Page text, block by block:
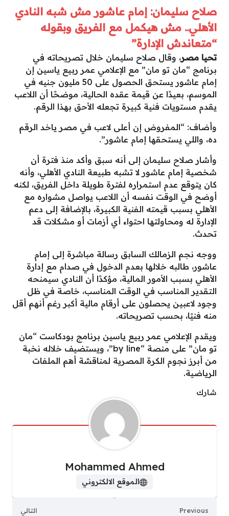
صلاح سليمان: إمام عاشور مش شبه النادي
الأهلي.. مش هيكمل مع الفريق وبقوله
“متعاندش الإدارة”
تحيا مصر، وقال صلاح سليمان خلال تصريحاته في
برنامج “مان تو مان” مع الإعلامي عمر ربيع ياسين إن
إمام عاشور يستحق الحصول على 50 مليون جنيه في
الموسم، بعيدًا عن قيمة عقده الحالية، موضحًا أن اللاعب
يقدم مستويات فنية كبيرة تجعله الأحق بهذا الرقم.
وأضاف: “المفروض إن أعلى لاعب في مصر ياخد الرقم
ده، واللي يستحقها إمام عاشور”.
وأشار صلاح سليمان إلى أنه سبق وأكد منذ فترة أن
شخصية إمام عاشور لا تشبه طبيعة النادي الأهلي، وأنه
كان يتوقع عدم استمراره لفترة طويلة داخل الفريق، لكنه
أوضح في الوقت نفسه أن اللاعب يواصل مشواره مع
الأهلي بسبب قيمته الفنية الكبيرة، بالإضافة إلى دعم
الإدارة له ومحاولتها احتواء أي أزمات أو مشكلات قد
تحدث.
ووجه نجم الزمالك السابق رسالة مباشرة إلى إمام
عاشور، طالبه خلالها بعدم الدخول في صدام مع إدارة
الأهلي بسبب الأمور المالية، مؤكدًا أن النادي سيمنحه
التقدير المناسب في الوقت المناسب، خاصة في ظل
وجود لاعبين يحصلون على أرقام مالية أكبر رغم أنهم أقل
منه فنيًا، بحسب تصريحاته.
ويقدم الإعلامي عمر ربيع ياسين برنامج بودكاست “مان
تو مان” على منصة “by line”، ويستضيف خلاله نخبة
من أبرز نجوم الكرة المصرية لمناقشة أهم الملفات
الرياضية.
شارك
Mohammed Ahmed
الموقع الالكتروني
Previous التالي